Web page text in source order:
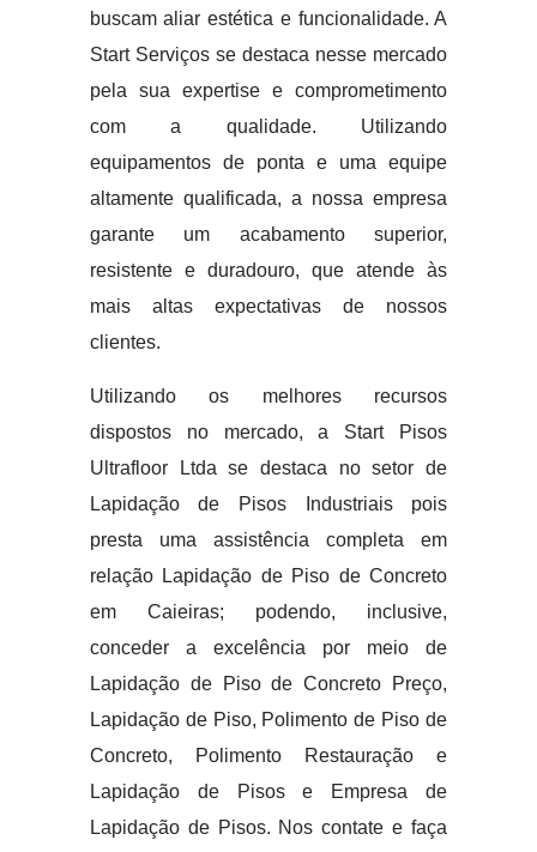
buscam aliar estética e funcionalidade. A
Start Serviços se destaca nesse mercado
pela sua expertise e comprometimento
com a qualidade. Utilizando
equipamentos de ponta e uma equipe
altamente qualificada, a nossa empresa
garante um acabamento superior,
resistente e duradouro, que atende às
mais altas expectativas de nossos
clientes.
Utilizando os melhores recursos
dispostos no mercado, a Start Pisos
Ultrafloor Ltda se destaca no setor de
Lapidação de Pisos Industriais pois
presta uma assistência completa em
relação Lapidação de Piso de Concreto
em Caieiras; podendo, inclusive,
conceder a excelência por meio de
Lapidação de Piso de Concreto Preço,
Lapidação de Piso, Polimento de Piso de
Concreto, Polimento Restauração e
Lapidação de Pisos e Empresa de
Lapidação de Pisos. Nos contate e faça